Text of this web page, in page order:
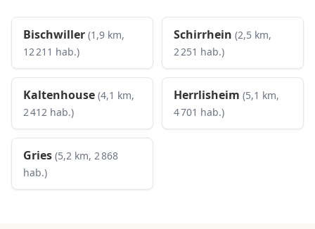
Bischwiller (1,9 km,
12 211 hab.)
Schirrhein (2,5 km,
2 251 hab.)
Kaltenhouse (4,1 km,
2 412 hab.)
Herrlisheim (5,1 km,
4 701 hab.)
Gries (5,2 km, 2 868
hab.)